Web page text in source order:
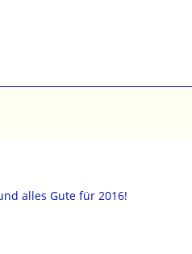
alles Gute für 2016!